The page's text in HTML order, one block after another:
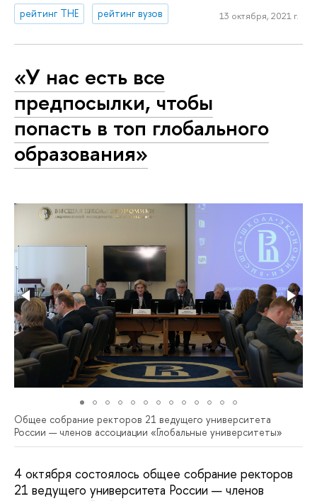
рейтинг THE
рейтинг вузов 13 октября, 2021 г.
«У нас есть все
предпосылки, чтобы
попасть в топ глобального
образования»
Общее собрание ректоров 21 ведущего университета
России — членов ассоциации «Глобальные университеты»
4 октября состоялось общее собрание ректоров
21 ведущего университета России — членов